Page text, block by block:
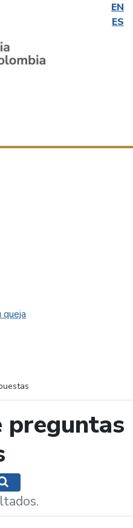
EN
ES
preguntas
opciones de búsqueda